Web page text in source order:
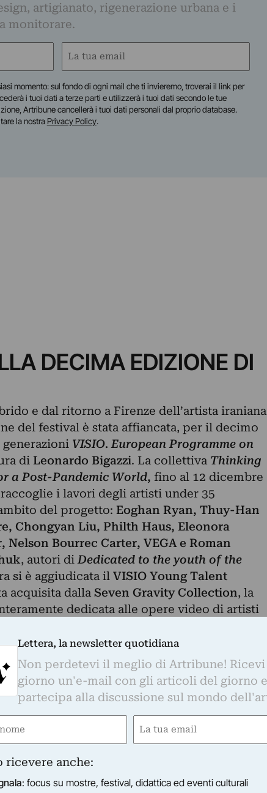
artigianato, rigenerazione urbana e i
monitorare.
Email
momento: sul fondo di ogni mail che ti invieremo, troverai il link per
i tuoi dati a terze parti e utilizzerà i tuoi dati secondo le tue
Artribune cancellerà i tuoi dati personali dal proprio database.
la nostra Privacy Policy.
DECIMA EDIZIONE DI
e dal ritorno a Firenze dell’artista iraniana
del festival è stata affiancata, per il decimo
VISIO. European Programme on
di Leonardo Bigazzi. La collettivaThinking
a Post-Pandemic World, fino al 12 dicembre
i lavori degli artisti under 35
del progetto: Eoghan Ryan, Thuy-Han
Chongyan Liu, Philth Haus, Eleonora
Bourrec Carter, VEGA e Roman
, autori diDedicated to the youth of the
si è aggiudicata il VISIO Young Talent
acquisita dalla Seven Gravity Collection, la
dedicata alle opere video di artisti
colpiti per i suoi ricordi evocativi di
illusioni, uniti alla crudezza del risveglio
e per il suo ritratto metaforico del
tunnel”, hanno affermato i giurati nella
Lo Schermo dell'Arte 2021
Lettera, la newsletter quotidiana
Non perdetevi il meglio di Artribune!
giorno un'e-mail con gli articoli del giorno
partecipa alla discussione sul mondo
Email
ricevere anche:
: focus su mostre, festival, didattica ed eventi culturali